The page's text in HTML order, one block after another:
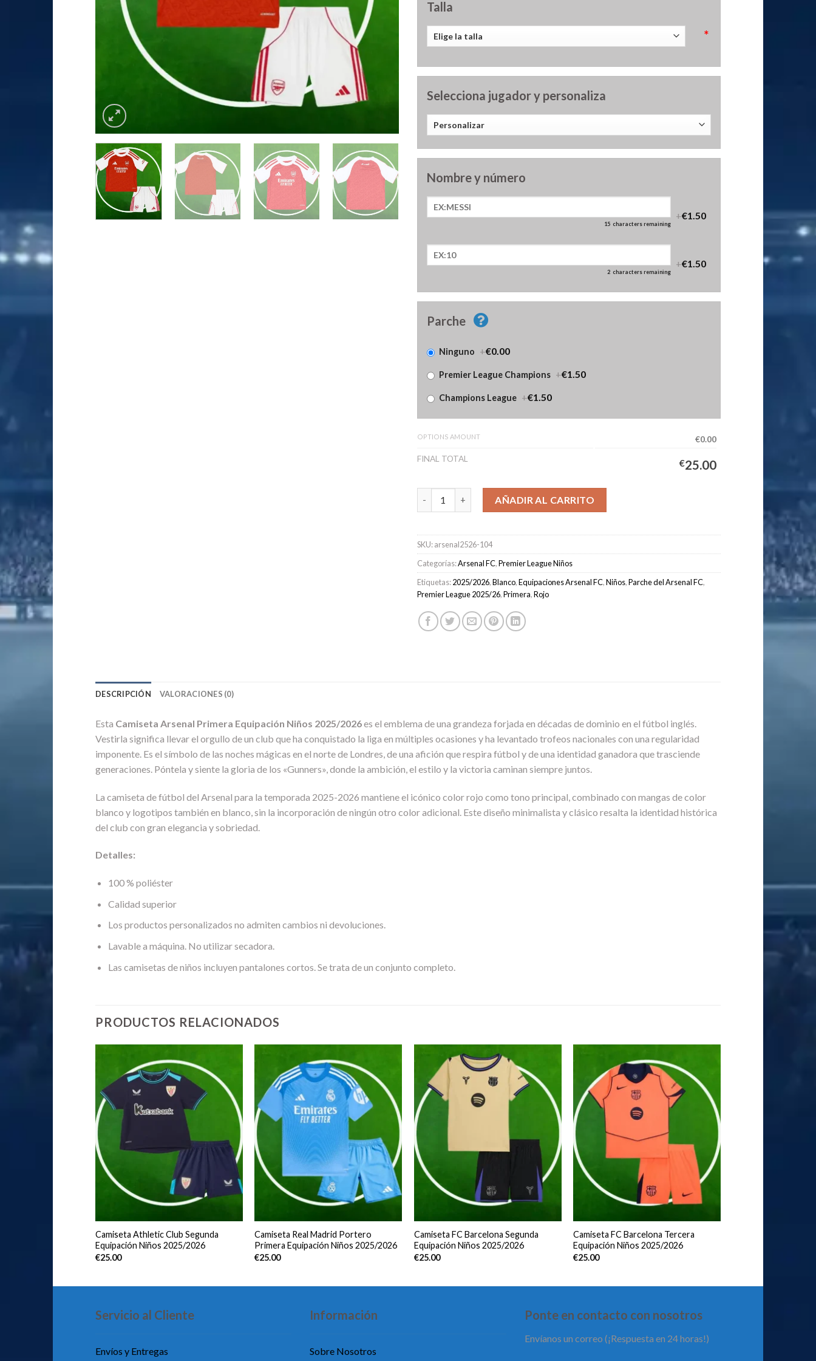
Talla
*
Selecciona jugador y personaliza
Nombre y número
15 characters remaining
+€1.50
2 characters remaining
+€1.50
Parche
Ninguno +€0.00
Premier League Champions +€1.50
Champions League +€1.50
OPTIONS AMOUNT
€0.00
FINAL TOTAL
€25.00
Camiseta Arsenal Primera Equipación Niños 2025/2026 cantidad
AÑADIR AL CARRITO
SKU:arsenal2526-104
Categorías:Arsenal FC,Premier League Niños
Etiquetas:2025/2026,Blanco,Equipaciones Arsenal FC,Niños,Parche del Arsenal FC,
Premier League 2025/26,Primera,Rojo
DESCRIPCIÓN VALORACIONES (0)
Esta Camiseta Arsenal Primera Equipación Niños 2025/2026es el emblema de una grandeza forjada en décadas de dominio en el fútbol inglés.
Vestirla significa llevar el orgullo de un club que ha conquistado la liga en múltiples ocasiones y ha levantado trofeos nacionales con una regularidad
imponente. Es el símbolo de las noches mágicas en el norte de Londres, de una afición que respira fútbol y de una identidad ganadora que trasciende
generaciones. Póntela y siente la gloria de los «Gunners», donde la ambición, el estilo y la victoria caminan siempre juntos.
La camiseta de fútbol del Arsenal para la temporada 2025-2026 mantiene el icónico color rojo como tono principal, combinado con mangas de color
blanco y logotipos también en blanco, sin la incorporación de ningún otro color adicional. Este diseño minimalista y clásico resalta la identidad histórica
del club con gran elegancia y sobriedad.
Detalles:
100 % poliéster
Calidad superior
Los productos personalizados no admiten cambios ni devoluciones.
Lavable a máquina. No utilizar secadora.
Las camisetas de niños incluyen pantalones cortos. Se trata de un conjunto completo.
PRODUCTOS RELACIONADOS
Camiseta Athletic Club Segunda
Equipación Niños 2025/2026
€25.00
Camiseta Real Madrid Portero
Primera Equipación Niños 2025/2026
€25.00
Camiseta FC Barcelona Segunda
Equipación Niños 2025/2026
€25.00
Camiseta FC Barcelona Tercera
Equipación Niños 2025/2026
€25.00
Servicio al Cliente
Envíos y Entregas
Información
Sobre Nosotros
Ponte en contacto con nosotros
Envíanos un correo (¡Respuesta en 24 horas!)